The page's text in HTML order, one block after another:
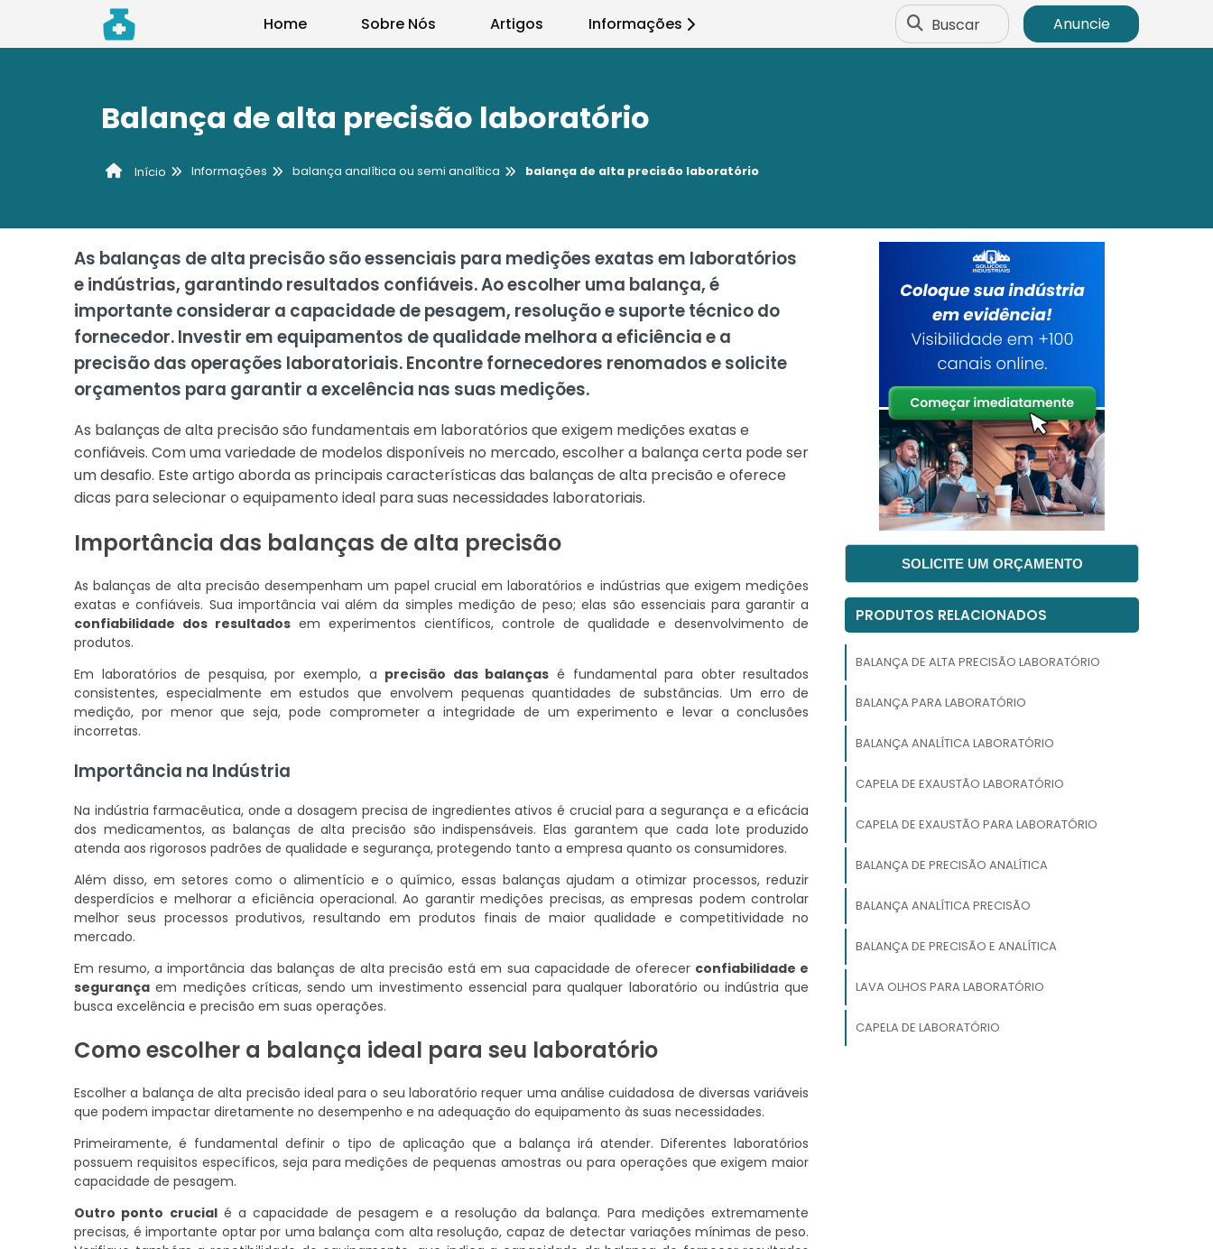
Home Sobre Nós Artigos Informações Buscar Anuncie
Balança de alta precisão laboratório
Início Informações balança analítica ou semi analítica balança de alta precisão laboratório
As balanças de alta precisão são essenciais para medições exatas em laboratórios
e indústrias, garantindo resultados confiáveis. Ao escolher uma balança, é
importante considerar a capacidade de pesagem, resolução e suporte técnico do
fornecedor. Investir em equipamentos de qualidade melhora a eficiência e a
precisão das operações laboratoriais. Encontre fornecedores renomados e solicite
orçamentos para garantir a excelência nas suas medições.
As balanças de alta precisão são fundamentais em laboratórios que exigem medições exatas e
confiáveis. Com uma variedade de modelos disponíveis no mercado, escolher a balança certa pode ser
um desafio. Este artigo aborda as principais características das balanças de alta precisão e oferece
dicas para selecionar o equipamento ideal para suas necessidades laboratoriais.
Importância das balanças de alta precisão
As balanças de alta precisão desempenham um papel crucial em laboratórios e indústrias que exigem medições
exatas e confiáveis. Sua importância vai além da simples medição de peso; elas são essenciais para garantir a
confiabilidade dos resultados em experimentos científicos, controle de qualidade e desenvolvimento de
produtos.
Em laboratórios de pesquisa, por exemplo, a precisão das balanças é fundamental para obter resultados
consistentes, especialmente em estudos que envolvem pequenas quantidades de substâncias. Um erro de
medição, por menor que seja, pode comprometer a integridade de um experimento e levar a conclusões
incorretas.
Importância na Indústria
Na indústria farmacêutica, onde a dosagem precisa de ingredientes ativos é crucial para a segurança e a eficácia
dos medicamentos, as balanças de alta precisão são indispensáveis. Elas garantem que cada lote produzido
atenda aos rigorosos padrões de qualidade e segurança, protegendo tanto a empresa quanto os consumidores.
Além disso, em setores como o alimentício e o químico, essas balanças ajudam a otimizar processos, reduzir
desperdícios e melhorar a eficiência operacional. Ao garantir medições precisas, as empresas podem controlar
melhor seus processos produtivos, resultando em produtos finais de maior qualidade e competitividade no
mercado.
Em resumo, a importância das balanças de alta precisão está em sua capacidade de oferecer confiabilidade e
segurança em medições críticas, sendo um investimento essencial para qualquer laboratório ou indústria que
busca excelência e precisão em suas operações.
Como escolher a balança ideal para seu laboratório
Escolher a balança de alta precisão ideal para o seu laboratório requer uma análise cuidadosa de diversas variáveis
que podem impactar diretamente no desempenho e na adequação do equipamento às suas necessidades.
Primeiramente, é fundamental definir o tipo de aplicação que a balança irá atender. Diferentes laboratórios
possuem requisitos específicos, seja para medições de pequenas amostras ou para operações que exigem maior
capacidade de pesagem.
Outro ponto crucialé a capacidade de pesagem e a resolução da balança. Para medições extremamente
precisas, é importante optar por uma balança com alta resolução, capaz de detectar variações mínimas de peso.
SOLICITE UM ORÇAMENTO
PRODUTOS RELACIONADOS
BALANÇA DE ALTA PRECISÃO LABORATÓRIO
BALANÇA PARA LABORATÓRIO
BALANÇA ANALÍTICA LABORATÓRIO
CAPELA DE EXAUSTÃO LABORATÓRIO
CAPELA DE EXAUSTÃO PARA LABORATÓRIO
BALANÇA DE PRECISÃO ANALÍTICA
BALANÇA ANALÍTICA PRECISÃO
BALANÇA DE PRECISÃO E ANALÍTICA
LAVA OLHOS PARA LABORATÓRIO
CAPELA DE LABORATÓRIO